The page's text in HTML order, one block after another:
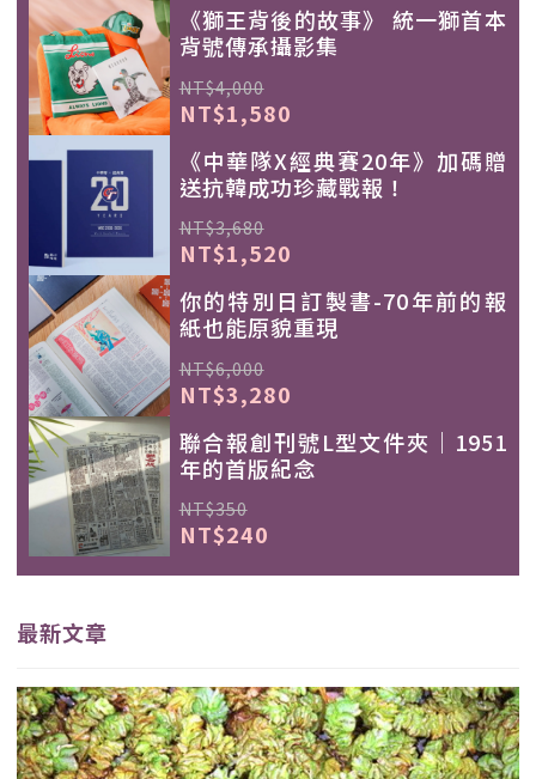
《獅王背後的故事》 統一獅首本
背號傳承攝影集
NT$4,000
NT$1,580
《中華隊X經典賽20年》加碼贈
送抗韓成功珍藏戰報！
NT$3,680
NT$1,520
你的特別日訂製書-70年前的報
紙也能原貌重現
NT$6,000
NT$3,280
聯合報創刊號L型文件夾｜1951
年的首版紀念
NT$350
NT$240
最新文章